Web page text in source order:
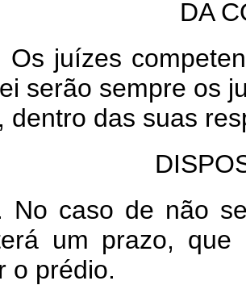
DA
Os juízes
serão sempre os
dentro das suas
No caso de não
um prazo,
o prédio.